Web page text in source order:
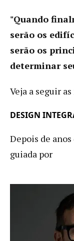
"Quando
serão os
serão os
determinar
Veja a seguir
DESIGN
Depois de anos
guiada por